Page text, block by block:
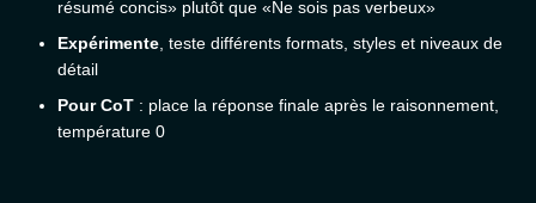
résumé concis» plutôt que «Ne sois pas verbeux»
Expérimente, teste différents formats, styles et niveaux de
détail
Pour CoT : place la réponse finale après le raisonnement,
température 0